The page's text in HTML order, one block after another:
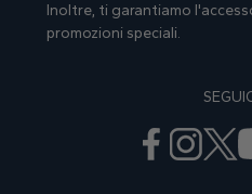
Inoltre, ti garantiamo
promozioni speciali.